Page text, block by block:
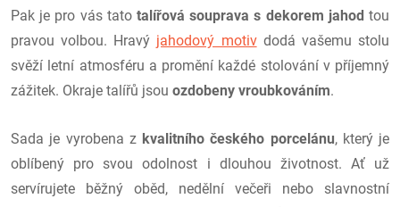
Pak je pro vás tatotalířová souprava s dekorem jahod tou
pravou volbou. Hravý jahodový motivdodá vašemu stolu
svěží letní atmosféru a promění každé stolování v příjemný
zážitek. Okraje talířů jsou ozdobeny vroubkováním.
Sada je vyrobena zkvalitního českého porcelánu, který je
oblíbený pro svou odolnost i dlouhou životnost. Ať už
servírujete běžný oběd, nedělní večeři nebo slavnostní